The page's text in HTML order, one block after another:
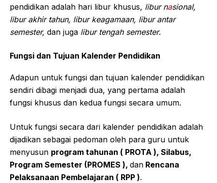
pendidikan adalah hari libur khusus, libur nasional,
libur akhir tahun, libur keagamaan, libur antar
semester, dan juga libur tengah semester.
Fungsi dan Tujuan Kalender Pendidikan
Adapun untuk fungsi dan tujuan kalender pendidikan
sendiri dibagi menjadi dua, yang pertama adalah
fungsi khusus dan kedua fungsi secara umum.
Untuk fungsi secara dari kalender pendidikan adalah
dijadikan sebagai pedoman oleh para guru untuk
menyusun program tahunan ( PROTA ), Silabus,
Program Semester (PROMES ), dan Rencana
Pelaksanaan Pembelajaran ( RPP ).